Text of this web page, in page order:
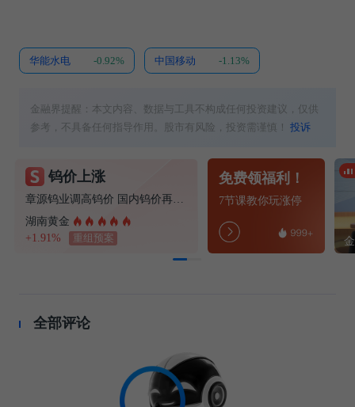
华能水电 -0.92% 中国移动 -1.13%
金融界提醒：本文内容、数据与工具不构成任何投资建议，仅供
参考，不具备任何指导作用。股市有风险，投资需谨慎！投诉
钨价上涨
湖南黄金
+1.91%
重组预案
免费领福利！
7节课教你玩涨停
全部评论